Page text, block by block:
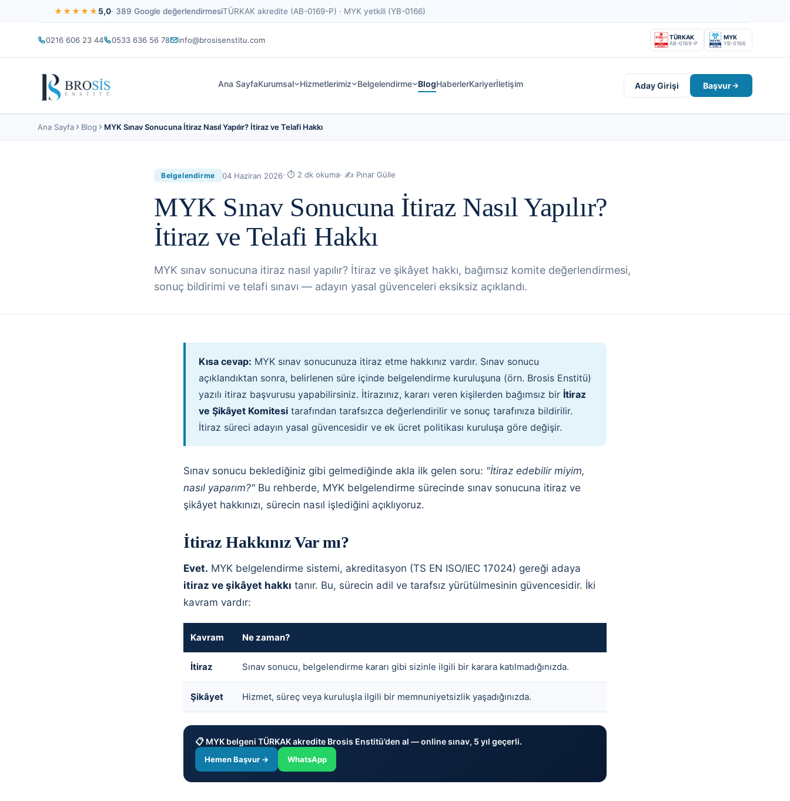
★★★★★5,0· 389 Google değerlendirmesiTÜRKAK akredite (AB-0169-P) · MYK yetkili (YB-0166)
0216 606 23 44 0533 636 56 78 info@brosisenstitu.com TÜRKAK
AB-0169-P
MYK
YB-0166
Ana SayfaKurumsal Hizmetlerimiz Belgelendirme BlogHaberlerKariyerİletişim Aday Girişi Başvur
Ana Sayfa Blog MYK Sınav Sonucuna İtiraz Nasıl Yapılır? İtiraz ve Telafi Hakkı
Belgelendirme 04 Haziran 2026· ⏱ 2 dk okuma· ✍ Pınar Gülle
MYK Sınav Sonucuna İtiraz Nasıl Yapılır?
İtiraz ve Telafi Hakkı
MYK sınav sonucuna itiraz nasıl yapılır? İtiraz ve şikâyet hakkı, bağımsız komite değerlendirmesi,
sonuç bildirimi ve telafi sınavı — adayın yasal güvenceleri eksiksiz açıklandı.
Kısa cevap: MYK sınav sonucunuza itiraz etme hakkınız vardır. Sınav sonucu
açıklandıktan sonra, belirlenen süre içinde belgelendirme kuruluşuna (örn. Brosis Enstitü)
yazılı itiraz başvurusu yapabilirsiniz. İtirazınız, kararı veren kişilerden bağımsız bir İtiraz
ve Şikâyet Komitesi tarafından tarafsızca değerlendirilir ve sonuç tarafınıza bildirilir.
İtiraz süreci adayın yasal güvencesidir ve ek ücret politikası kuruluşa göre değişir.
Sınav sonucu beklediğiniz gibi gelmediğinde akla ilk gelen soru: "İtiraz edebilir miyim,
nasıl yaparım?" Bu rehberde, MYK belgelendirme sürecinde sınav sonucuna itiraz ve
şikâyet hakkınızı, sürecin nasıl işlediğini açıklıyoruz.
İtiraz Hakkınız Var mı?
Evet. MYK belgelendirme sistemi, akreditasyon (TS EN ISO/IEC 17024) gereği adaya
itiraz ve şikâyet hakkı tanır. Bu, sürecin adil ve tarafsız yürütülmesinin güvencesidir. İki
kavram vardır:
Kavram Ne zaman?
İtiraz Sınav sonucu, belgelendirme kararı gibi sizinle ilgili bir karara katılmadığınızda.
Şikâyet Hizmet, süreç veya kuruluşla ilgili bir memnuniyetsizlik yaşadığınızda.
📋 MYK belgeni TÜRKAK akredite Brosis Enstitü’den al — online sınav, 5 yıl geçerli.
Hemen Başvur → WhatsApp